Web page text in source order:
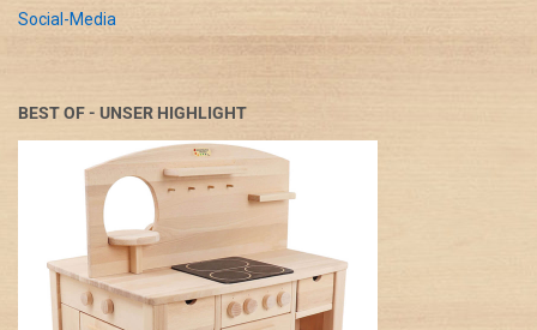
Social-Media
BEST OF - UNSER HIGHLIGHT